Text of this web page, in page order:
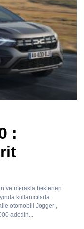
:
ve merakla beklenen
kullanıcılarla
otomobili Jogger ,
adedin...